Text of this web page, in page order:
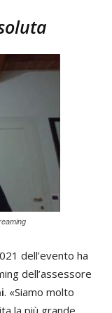
dell’evento ha
dell’assessore
. «Siamo molto